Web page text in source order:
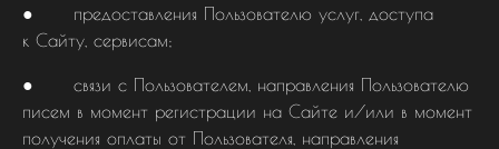
● предоставления Пользователю услуг, доступа
к Сайту, сервисам;
● связи с Пользователем, направления Пользователю
писем в момент регистрации на Сайте и/или в момент
получения оплаты от Пользователя, направления